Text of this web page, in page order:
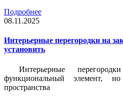
Подробнее
08.11.2025
Интерьерные перегородки на
установить
Интерьерные
функциональный элемент,
пространства